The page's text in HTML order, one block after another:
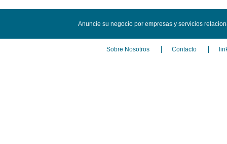
Anuncie su negocio por empresas y servicios
Sobre Nosotros Contacto